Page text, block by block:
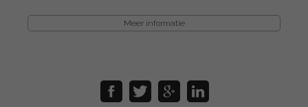
Meer informatie